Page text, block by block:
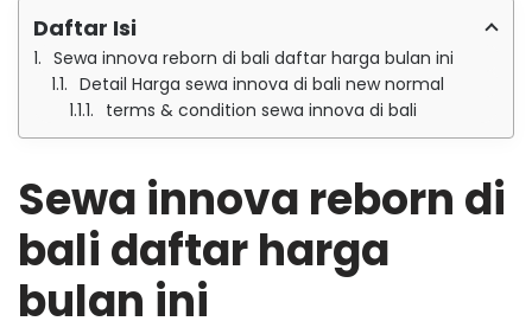
Daftar Isi
Sewa innova reborn di bali daftar harga bulan ini
Detail Harga sewa innova di bali new normal
terms & condition sewa innova di bali
Sewa innova reborn di
bali daftar harga
bulan ini